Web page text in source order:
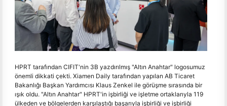
HPRT tarafından CIFIT'nin 3B yazdırılmış "Altın Anahtar" logosumuz
önemli dikkati çekti. Xiamen Daily tarafından yapılan AB Ticaret
Bakanlığı Başkan Yardımcısı Klaus Zenkel ile görüşme sırasında bir
ışık oldu. "Altın Anahtar" HPRT'in işbirliği ve işletme ortaklarıyla 119
ülkeden ve bölgelerden karşılaştığı başarıyla işbirliği ve işbirliği